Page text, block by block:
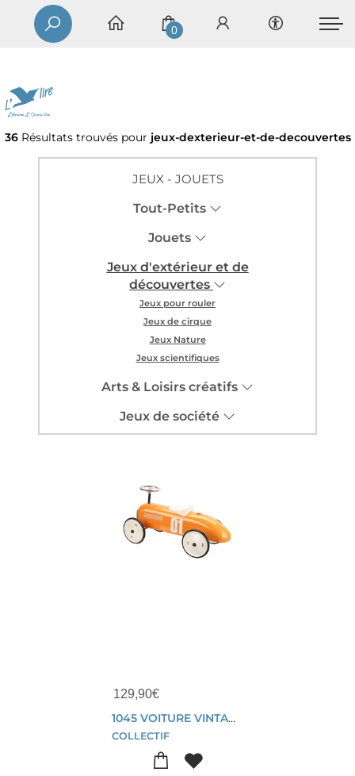
0
36 Résultats trouvés pour jeux-dexterieur-et-de-decouvertes
JEUX - JOUETS
Tout-Petits
Jouets
Jeux d'extérieur et de
découvertes
Jeux pour rouler
Jeux de cirque
Jeux Nature
Jeux scientifiques
Arts & Loisirs créatifs
Jeux de société
129,90€
1045 VOITURE VINTAGE METAL PORTEUR ORANGE
COLLECTIF